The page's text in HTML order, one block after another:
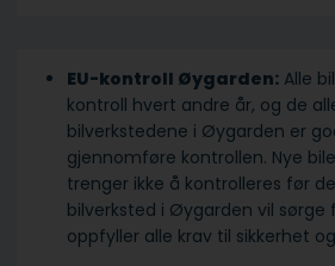
EU-kontroll Øygarden: Alle
kontroll hvert andre år, og de
bilverkstedene i Øygarden er
gjennomføre kontrollen. Nye
trenger ikke å kontrolleres før
bilverksted i Øygarden vil sørge
oppfyller alle krav til sikkerhet